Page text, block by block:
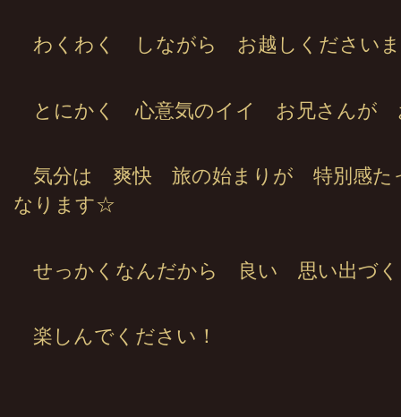
わくわく しながら お越しくださいま
とにかく 心意気のイイ お兄さんが
気分は 爽快 旅の始まりが 特別感
なります☆
せっかくなんだから 良い 思い出づく
楽しんでください！